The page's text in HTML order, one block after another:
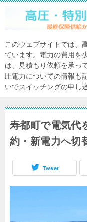
このウェブサイトでは、
ています。電力の費用を
は、見積もり依頼を承っ
圧電力についての情報も
いでスイッチングの申し
寿都町で電気代
約・新電力へ切
Tweet